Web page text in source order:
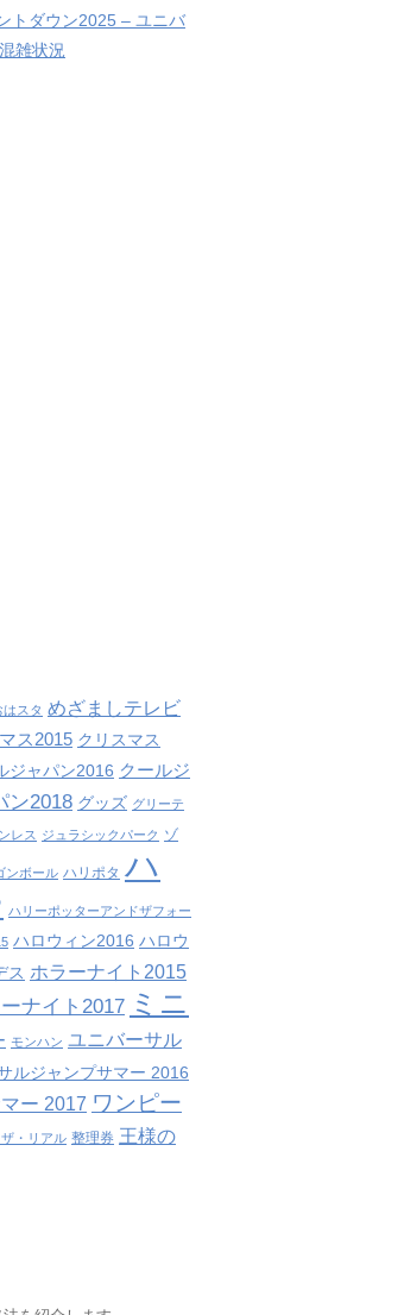
トダウン2025 – ユニバ
雑状況
はスタ めざましテレビ
ス2015 クリスマス
ジャパン2016 クールジ
ン2018 グッズ グリーテ
レス ジュラシックパーク ゾ
ンボール ハリポタ ハ
ハリーポッターアンドザフォー
ハロウィン2016 ハロウ
ス ホラーナイト2015
ナイト2017 ミニ
モンハン ユニバーサル
ルジャンプサマー 2016
ー 2017 ワンピー
・リアル 整理券 王様の